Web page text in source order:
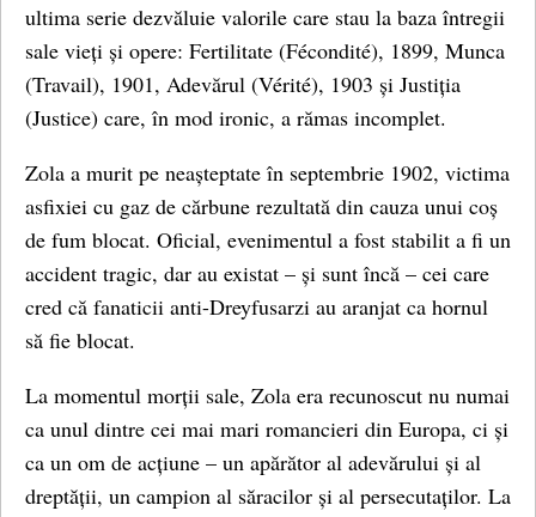
ultima serie dezvăluie valorile care stau la baza întregii
sale vieți și opere: Fertilitate (Fécondité), 1899, Munca
(Travail), 1901, Adevărul (Vérité), 1903 și Justiția
(Justice) care, în mod ironic, a rămas incomplet.
Zola a murit pe neașteptate în septembrie 1902, victima
asfixiei cu gaz de cărbune rezultată din cauza unui coș
de fum blocat. Oficial, evenimentul a fost stabilit a fi un
accident tragic, dar au existat – și sunt încă – cei care
cred că fanaticii anti-Dreyfusarzi au aranjat ca hornul
să fie blocat.
La momentul morții sale, Zola era recunoscut nu numai
ca unul dintre cei mai mari romancieri din Europa, ci și
ca un om de acțiune – un apărător al adevărului și al
dreptății, un campion al săracilor și al persecutaților. La